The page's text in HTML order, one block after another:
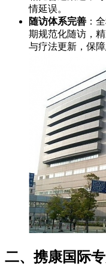
情延误。
随访体系完善 ：
期规范化随访，
与疗法更新，保
二、携康国际